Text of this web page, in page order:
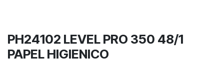
PH24102 LEVEL PRO 350 48/1
PAPEL HIGIENICO